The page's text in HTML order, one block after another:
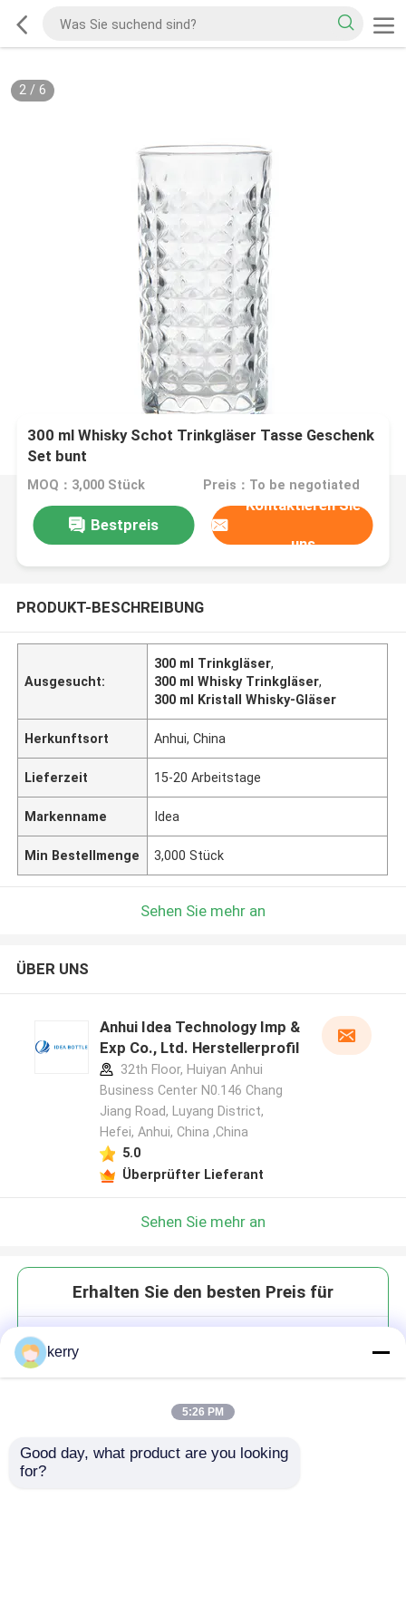
2/ 6
300 ml Whisky Schot Trinkgläser Tasse Geschenk
Set bunt
MOQ：3,000 Stück Preis：To be negotiated
Bestpreis
Kontaktieren Sie
uns
PRODUKT-BESCHREIBUNG
Ausgesucht:
300 ml Trinkgläser,
300 ml Whisky Trinkgläser,
300 ml Kristall Whisky-Gläser
Herkunftsort Anhui, China
Lieferzeit 15-20 Arbeitstage
Markenname Idea
Min Bestellmenge 3,000 Stück
Sehen Sie mehr an
ÜBER UNS
Anhui Idea Technology Imp &
Exp Co., Ltd. Herstellerprofil
32th Floor, Huiyan Anhui
Business Center N0.146 Chang
Jiang Road, Luyang District,
Hefei, Anhui, China ,China
5.0
Überprüfter Lieferant
Sehen Sie mehr an
Erhalten Sie den besten Preis für
kerry
5:26 PM
Good day, what product are you looking
for?